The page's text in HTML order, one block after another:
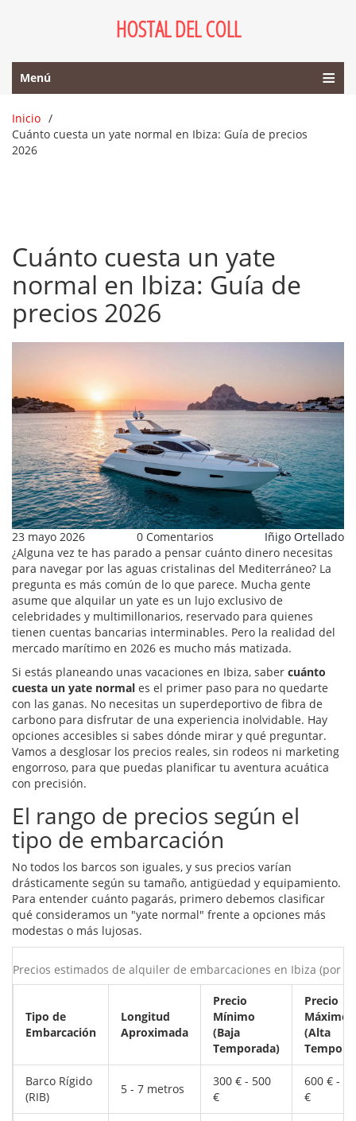
HOSTAL DEL COLL
Menú
Inicio
Cuánto cuesta un yate normal en Ibiza: Guía de precios
2026
Cuánto cuesta un yate
normal en Ibiza: Guía de
precios 2026
23 mayo 2026 0 Comentarios
Iñigo Ortellado
¿Alguna vez te has parado a pensar cuánto dinero necesitas
para navegar por las aguas cristalinas del Mediterráneo? La
pregunta es más común de lo que parece. Mucha gente
asume que alquilar un yate es un lujo exclusivo de
celebridades y multimillonarios, reservado para quienes
tienen cuentas bancarias interminables. Pero la realidad del
mercado marítimo en 2026 es mucho más matizada.
Si estás planeando unas vacaciones en Ibiza, saber cuánto
cuesta un yate normal es el primer paso para no quedarte
con las ganas. No necesitas un superdeportivo de fibra de
carbono para disfrutar de una experiencia inolvidable. Hay
opciones accesibles si sabes dónde mirar y qué preguntar.
Vamos a desglosar los precios reales, sin rodeos ni marketing
engorroso, para que puedas planificar tu aventura acuática
con precisión.
El rango de precios según el
tipo de embarcación
No todos los barcos son iguales, y sus precios varían
drásticamente según su tamaño, antigüedad y equipamiento.
Para entender cuánto pagarás, primero debemos clasificar
qué consideramos un "yate normal" frente a opciones más
modestas o más lujosas.
Precios estimados de alquiler de embarcaciones en Ibiza (por
Tipo de
Embarcación
Longitud
Aproximada
Precio
Mínimo
(Baja
Temporada)
Precio
Máximo
(Alta
Barco Rígido
(RIB)
5 - 7 metros
300 € - 500
€
600 € -
€